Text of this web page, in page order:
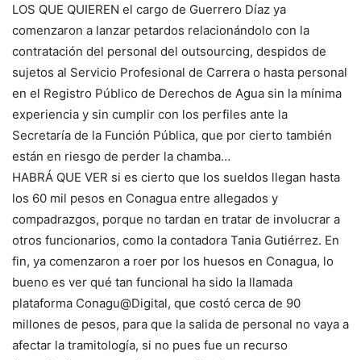
LOS QUE QUIEREN el cargo de Guerrero Díaz ya
comenzaron a lanzar petardos relacionándolo con la
contratación del personal del outsourcing, despidos de
sujetos al Servicio Profesional de Carrera o hasta personal
en el Registro Público de Derechos de Agua sin la mínima
experiencia y sin cumplir con los perfiles ante la
Secretaría de la Función Pública, que por cierto también
están en riesgo de perder la chamba…
HABRÁ QUE VER si es cierto que los sueldos llegan hasta
los 60 mil pesos en Conagua entre allegados y
compadrazgos, porque no tardan en tratar de involucrar a
otros funcionarios, como la contadora Tania Gutiérrez. En
fin, ya comenzaron a roer por los huesos en Conagua, lo
bueno es ver qué tan funcional ha sido la llamada
plataforma Conagu@Digital, que costó cerca de 90
millones de pesos, para que la salida de personal no vaya a
afectar la tramitología, si no pues fue un recurso